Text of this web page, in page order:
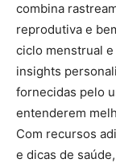
combina
reprodutiva e
ciclo menstrual
insights
fornecidas pelo
entenderem
Com recursos
e dicas de